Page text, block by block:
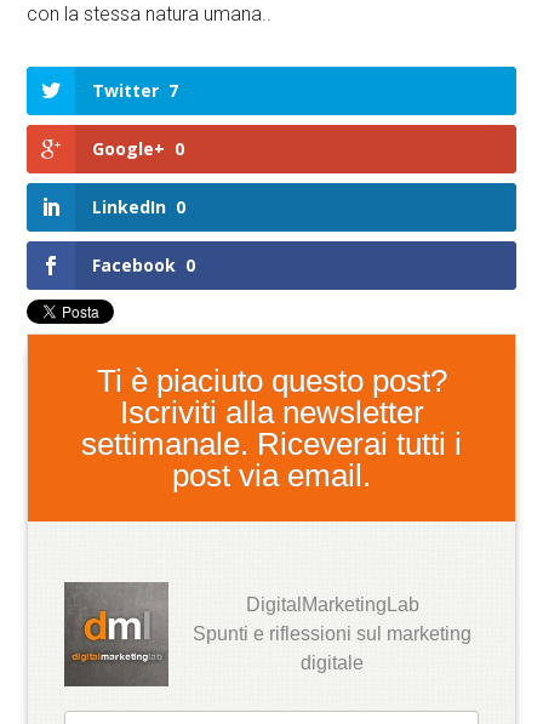
con la stessa natura umana..
Twitter 7
Google+ 0
LinkedIn 0
Facebook 0
Ti è piaciuto questo post?
Iscriviti alla newsletter
settimanale. Riceverai tutti i
post via email.
DigitalMarketingLab
Spunti e riflessioni sul marketing
digitale